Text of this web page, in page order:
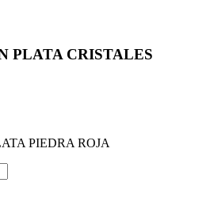
PLATA CRISTALES
PIEDRA ROJA